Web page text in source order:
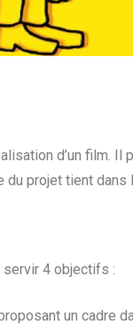
d’un film. Il
projet tient dans
4 objectifs :
un cadre